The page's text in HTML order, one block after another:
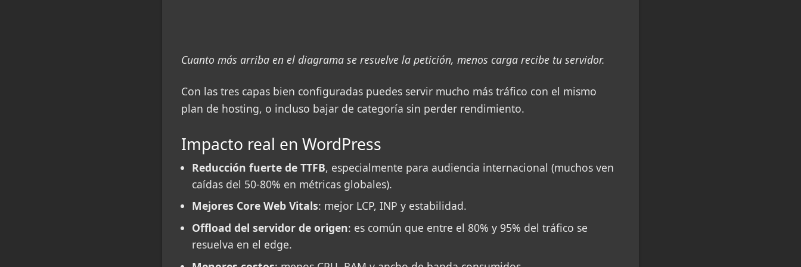
Cuanto más arriba en el diagrama se resuelve la petición, menos carga recibe tu servidor.
Con las tres capas bien configuradas puedes servir mucho más tráfico con el mismo
plan de hosting, o incluso bajar de categoría sin perder rendimiento.
Impacto real en WordPress
Reducción fuerte de TTFB, especialmente para audiencia internacional (muchos ven
caídas del 50-80% en métricas globales).
Mejores Core Web Vitals: mejor LCP, INP y estabilidad.
Offload del servidor de origen: es común que entre el 80% y 95% del tráfico se
resuelva en el edge.